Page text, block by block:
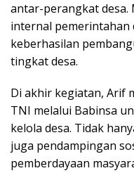
antar-perangkat
internal pemerintahan
keberhasilan
tingkat desa.
Di akhir kegiatan, Arif
TNI melalui Babinsa
kelola desa. Tidak
juga pendampingan
pemberdayaan